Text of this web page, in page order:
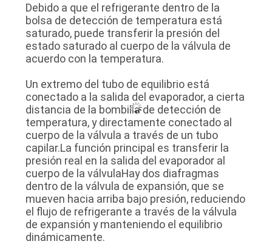
Debido a que el refrigerante dentro de la
bolsa de detección de temperatura está
saturado, puede transferir la presión del
estado saturado al cuerpo de la válvula de
acuerdo con la temperatura.
Un extremo del tubo de equilibrio está
conectado a la salida del evaporador, a cierta
distancia de la bombilla de detección de
temperatura, y directamente conectado al
cuerpo de la válvula a través de un tubo
capilar.La función principal es transferir la
presión real en la salida del evaporador al
cuerpo de la válvulaHay dos diafragmas
dentro de la válvula de expansión, que se
mueven hacia arriba bajo presión, reduciendo
el flujo de refrigerante a través de la válvula
de expansión y manteniendo el equilibrio
dinámicamente.